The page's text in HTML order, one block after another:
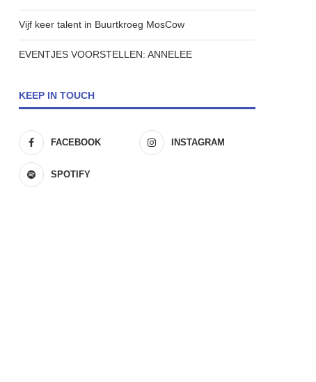
Vijf keer talent in Buurtkroeg MosCow
EVENTJES VOORSTELLEN: ANNELEE
KEEP IN TOUCH
FACEBOOK INSTAGRAM
SPOTIFY